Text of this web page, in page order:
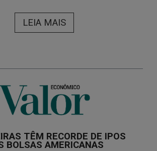
LEIA MAIS
TÊM RECORDE DE IPOS
BOLSAS AMERICANAS